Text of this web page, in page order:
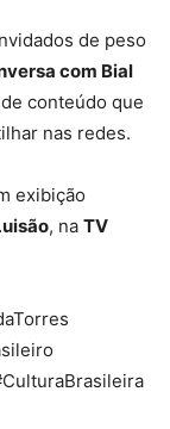
de peso
com Bial
conteúdo que
nas redes.
exibição
, na TV